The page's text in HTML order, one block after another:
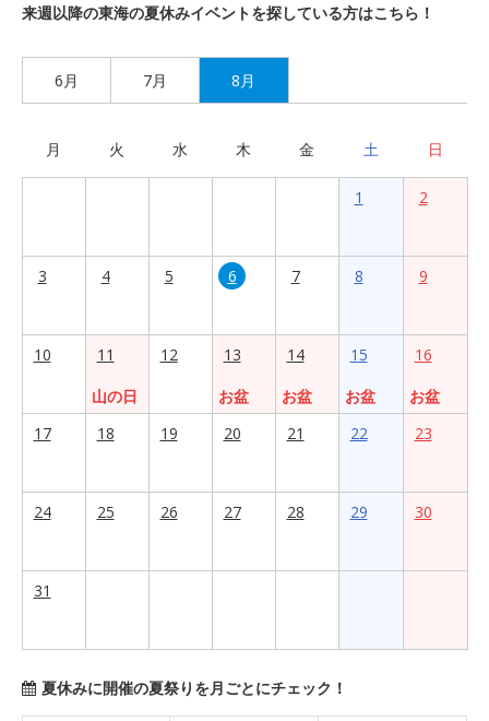
来週以降の東海の夏休みイベントを探している方はこちら！
6月 7月 8月
月 火 水 木 金 土 日
1 2
3 4 5 6 7 8 9
10
11
山の日
12
13
お盆
14
お盆
15
お盆
16
お盆
17
18 19 20 21 22 23
24 25 26 27 28 29 30
31
夏休みに開催の夏祭りを月ごとにチェック！